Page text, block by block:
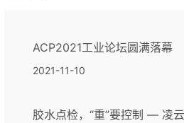
ACP2021工业论坛圆满落幕
2021-11-10
胶水点检，“重”要控制 — 凌